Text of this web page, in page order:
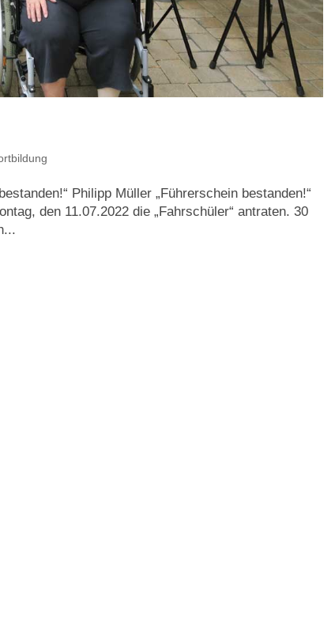
Philipp Müller „Führerschein bestanden!“
den 11.07.2022 die „Fahrschüler“ antraten. 30